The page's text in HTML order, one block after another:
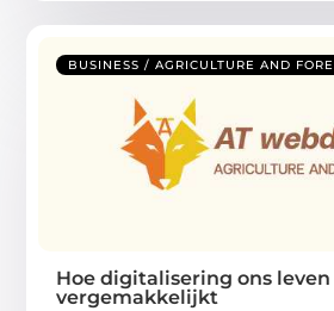
BUSINESS / AGRICULTURE AND
Hoe digitalisering ons leven
vergemakkelijkt